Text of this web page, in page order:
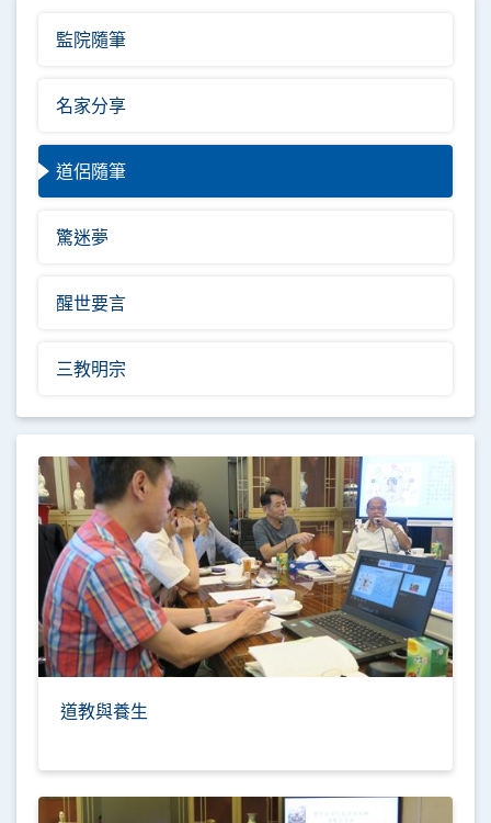
監院隨筆
名家分享
道侶隨筆
驚迷夢
醒世要言
三教明宗
道教與養生